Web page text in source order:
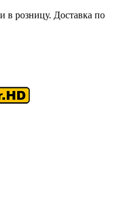
в розницу. Доставка по